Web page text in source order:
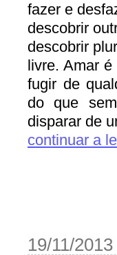
fazer e
descobrir
descobrir
livre. Amar
fugir de
do que
disparar de
continuar a
19/11/2013